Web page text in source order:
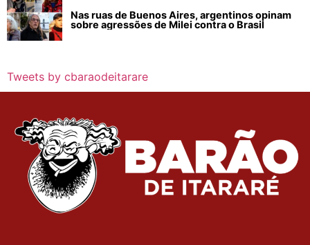
Nas ruas de Buenos Aires, argentinos opinam
sobre agressões de Milei contra o Brasil
Tweets by cbaraodeitarare